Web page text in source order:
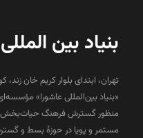
بنیاد بین
تهران، ابتدای بلوار کریم خان زند،
«بنیاد بین‌المللی عاشورا»
منظور گسترش فرهنگ حیات‌بخش و
مستمر و پویا در حوزۀ بسط و